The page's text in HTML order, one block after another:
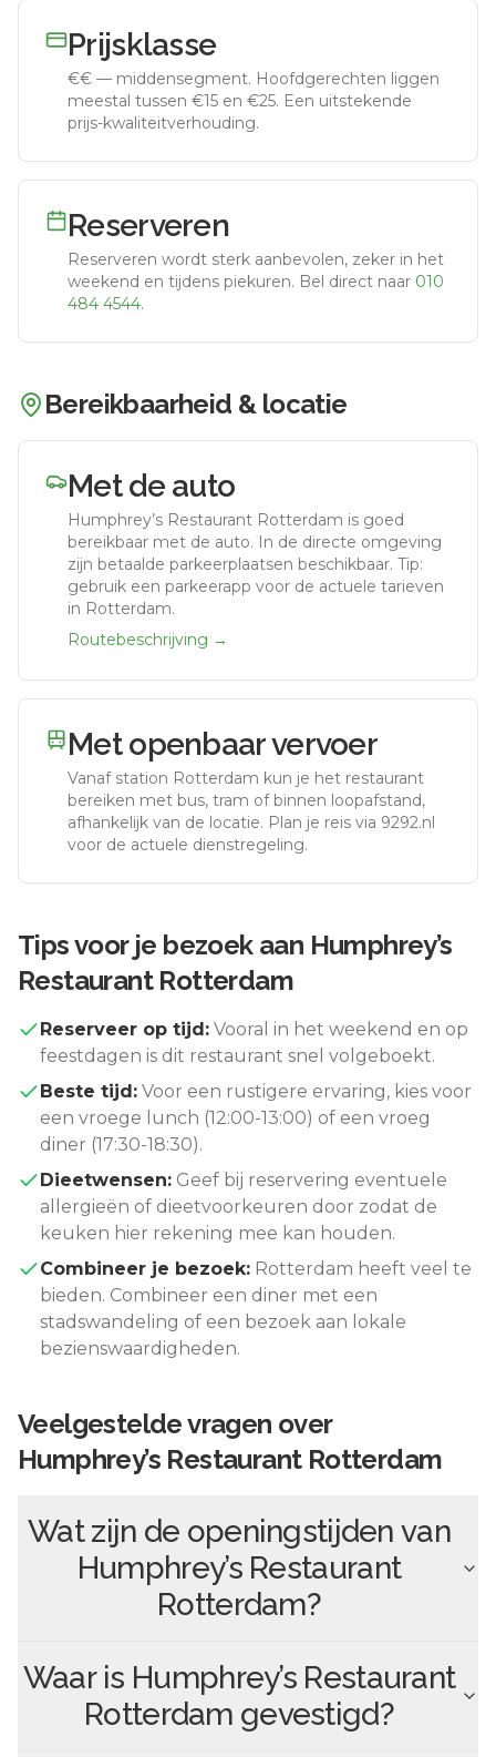
Prijsklasse
€€ — middensegment. Hoofdgerechten liggen
meestal tussen €15 en €25. Een uitstekende
prijs-kwaliteitverhouding.
Reserveren
Reserveren wordt sterk aanbevolen, zeker in het
weekend en tijdens piekuren. Bel direct naar 010
484 4544.
Bereikbaarheid & locatie
Met de auto
Humphrey’s Restaurant Rotterdam is goed
bereikbaar met de auto.
In de directe omgeving
zijn betaalde parkeerplaatsen beschikbaar. Tip:
gebruik een parkeerapp voor de actuele tarieven
in Rotterdam.
Routebeschrijving →
Met openbaar vervoer
Vanaf station Rotterdam kun je het restaurant
bereiken met bus, tram of binnen loopafstand,
afhankelijk van de locatie. Plan je reis via 9292.nl
voor de actuele dienstregeling.
Tips voor je bezoek aan Humphrey’s
Restaurant Rotterdam
Reserveer op tijd: Vooral in het weekend en op
feestdagen is dit restaurant snel volgeboekt.
Beste tijd: Voor een rustigere ervaring, kies voor
een vroege lunch (12:00-13:00) of een vroeg
diner (17:30-18:30).
Dieetwensen: Geef bij reservering eventuele
allergieën of dieetvoorkeuren door zodat de
keuken hier rekening mee kan houden.
Combineer je bezoek: Rotterdam heeft veel te
bieden. Combineer een diner met een
stadswandeling of een bezoek aan lokale
bezienswaardigheden.
Veelgestelde vragen over
Humphrey’s Restaurant Rotterdam
Wat zijn de openingstijden van
Humphrey’s Restaurant
Rotterdam?
Waar is Humphrey’s Restaurant
Rotterdam gevestigd?